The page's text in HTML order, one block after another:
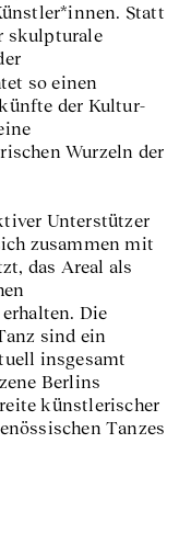
Statt
skulpturale
so einen
der Kultur-
Wurzeln der
Unterstützer
zusammen mit
das Areal als
Die
sind ein
insgesamt
Berlins
künstlerischer
Tanzes